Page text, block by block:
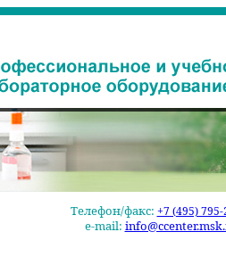
Телефон/факс: +7 (495)
e-mail: